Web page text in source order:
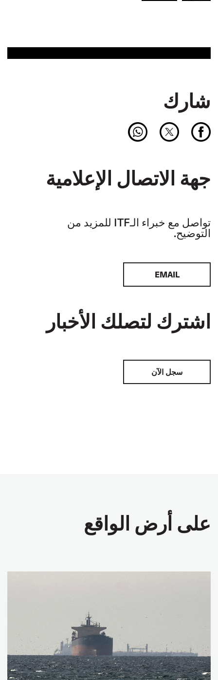
شارك
جهة الاتصال الإعلامية
تواصل مع خبراء الـITF للمزيد من
التوضيح.
EMAIL
اشترك لتصلك الأخبار
سجل الآن
على أرض الواقع